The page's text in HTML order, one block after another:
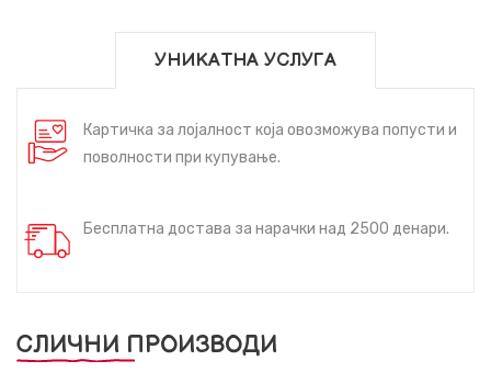
УНИКАТНА УСЛУГА
Картичка за лојалност која овозможува попусти и
поволности при купување.
Бесплатна достава за нарачки над 2500 денари.
СЛИЧНИ ПРОИЗВОДИ